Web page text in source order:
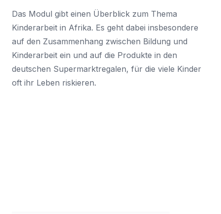
Das Modul gibt einen Überblick zum Thema
Kinderarbeit in Afrika. Es geht dabei insbesondere
auf den Zusammenhang zwischen Bildung und
Kinderarbeit ein und auf die Produkte in den
deutschen Supermarktregalen, für die viele Kinder
oft ihr Leben riskieren.